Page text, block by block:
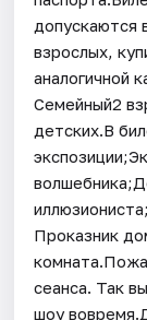
допускаются
взрослых,
аналогичной
Семейный2
детских.В
Проказник
сеанса. Так
шоу